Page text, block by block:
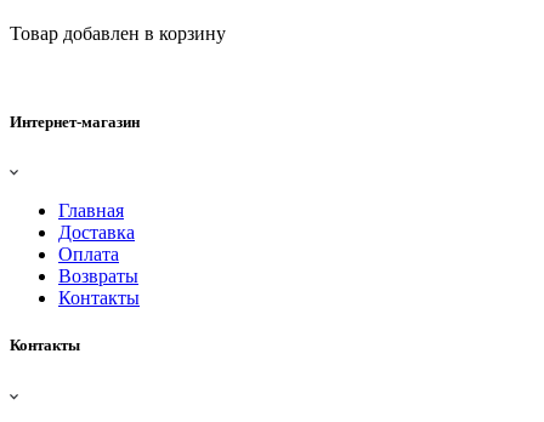
Товар добавлен в корзину
Интернет-магазин
Главная
Доставка
Оплата
Возвраты
Контакты
Контакты